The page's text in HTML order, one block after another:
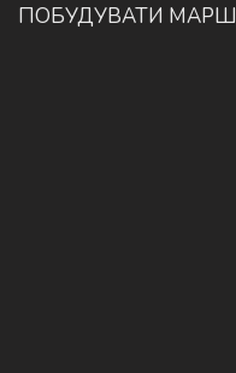
ПОБУДУВАТИ